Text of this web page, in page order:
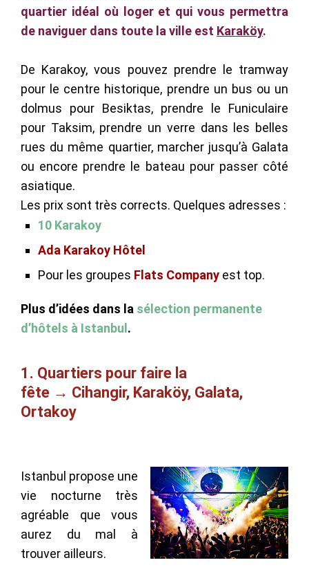
quartier idéal où loger et qui vous permettra
de naviguer dans toute la ville est Karaköy.
De Karakoy, vous pouvez prendre le tramway
pour le centre historique, prendre un bus ou un
dolmus pour Besiktas, prendre le Funiculaire
pour Taksim, prendre un verre dans les belles
rues du même quartier, marcher jusqu’à Galata
ou encore prendre le bateau pour passer côté
asiatique.
Les prix sont très corrects. Quelques adresses :
10 Karakoy
Ada Karakoy Hôtel
Pour les groupes Flats Company est top.
Plus d’idées dans la sélection permanente
d’hôtels à Istanbul.
1. Quartiers pour faire la
fête → Cihangir, Karaköy, Galata,
Ortakoy
Istanbul propose une
vie nocturne très
agréable que vous
aurez du mal à
trouver ailleurs.